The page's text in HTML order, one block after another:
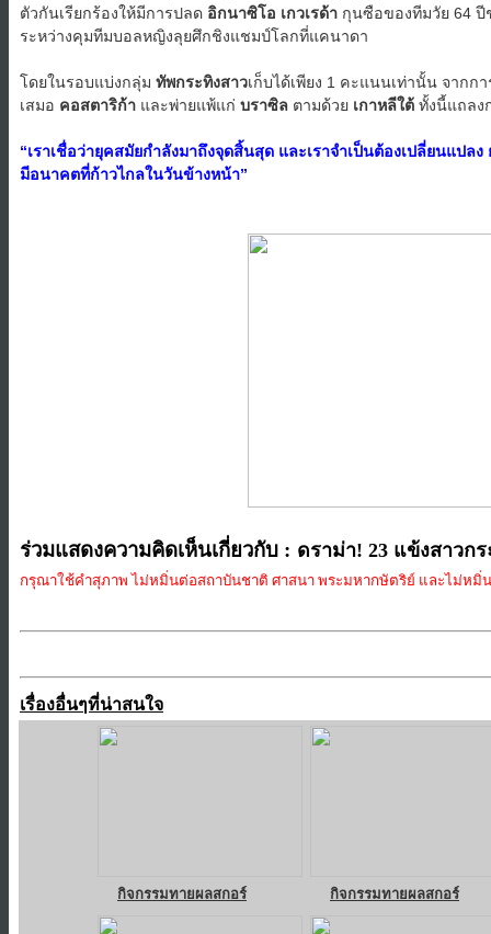
ตัวกันเรียกร้องให้มีการปลด อิกนาซิโอ เกวเรด้า กุนซือของทีมวัย 64 ปี
ระหว่างคุมทีมบอลหญิงลุยศึกชิงแชมป์โลกที่แคนาดา
โดยในรอบแบ่งกลุ่ม ทัพกระทิงสาวเก็บได้เพียง 1 คะแนนเท่านั้น จากก
เสมอ คอสตาริก้า และพ่ายแพ้แก่ บราซิล ตามด้วย เกาหลีใต้ ทั้งนี้แถลง
“เราเชื่อว่ายุคสมัยกำลังมาถึงจุดสิ้นสุด และเราจำเป็นต้องเปลี่ยนแป
มีอนาคตที่ก้าวไกลในวันข้างหน้า”
ร่วมแสดงความคิดเห็นเกี่ยวกับ : ดราม่า! 23 แข้งสาวก
กรุณาใช้คำสุภาพ ไม่หมิ่นต่อสถาบันชาติ ศาสนา พระมหากษัตริย์ และไม่หมิ่
เรื่องอื่นๆที่น่าสนใจ
กิจกรรมทายผลสกอร์ กิจกรรมทายผลสกอร์